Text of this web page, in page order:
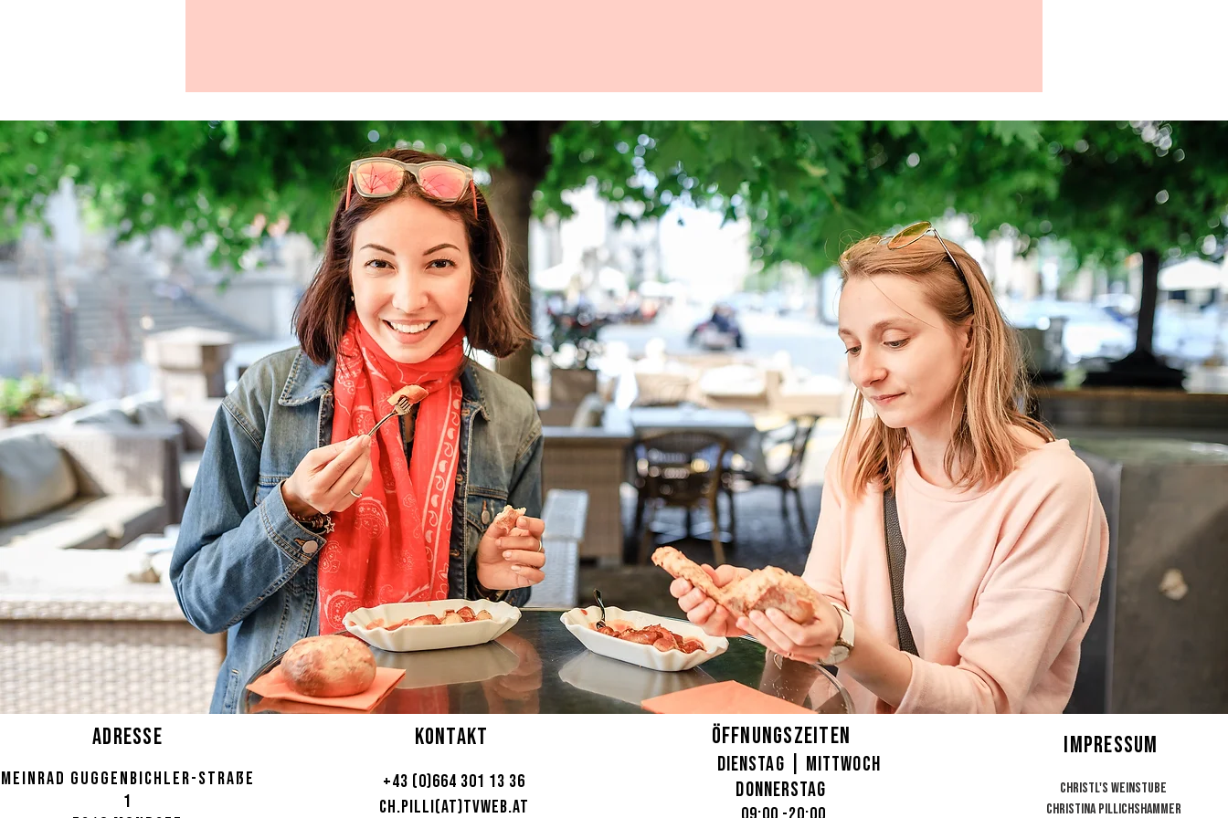
ADRESSE
Meinrad Guggenbichler-Straße
1
kontakt
+43 (0)664 301 13 36
ch.pilli(at)tvweb.at
öffnungszeiten
Dienstag | mittwoch
donnerstag
Impressum
Christl's Weinstube
Christina Pillichshammer